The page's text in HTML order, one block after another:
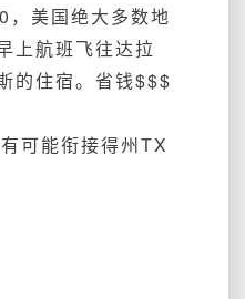
美国绝大多数地
上航班飞往达拉
的住宿。 省钱$$$
可能衔接得州TX